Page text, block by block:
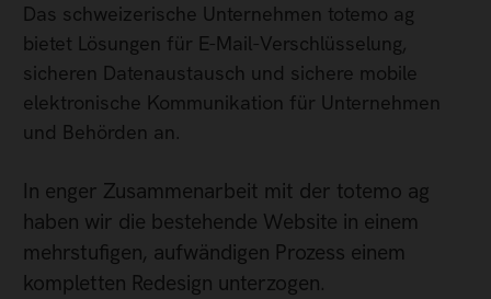
Das schweizerische Unternehmen totemo ag
bietet Lösungen für E-Mail-Verschlüsselung,
sicheren Datenaustausch und sichere mobile
elektronische Kommunikation für Unternehmen
und Behörden an.
In enger Zusammenarbeit mit der totemo ag
haben wir die bestehende Website in einem
mehrstufigen, aufwändigen Prozess einem
kompletten Redesign unterzogen.